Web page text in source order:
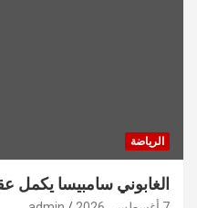
الرياضة
الغابوني سامبيسا يكمل